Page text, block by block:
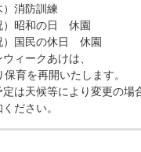
）消防訓練
）昭和の日 休園
）国民の休日 休園
ィークあけは、
育を再開いたします。
は天候等により変更の場
ださい。